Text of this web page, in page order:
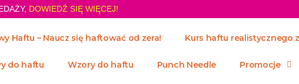
DOWIEDŹ SIĘ WIĘCEJ!
Haftu – Naucz się haftować od zera! Kurs haftu realistycznego
do haftu Wzory do haftu Punch Needle Promocje